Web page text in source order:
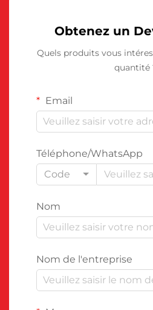
Obtenez un
Quels produits vous
quantité
Email
Téléphone/WhatsApp
Code
Nom
Nom de l'entreprise